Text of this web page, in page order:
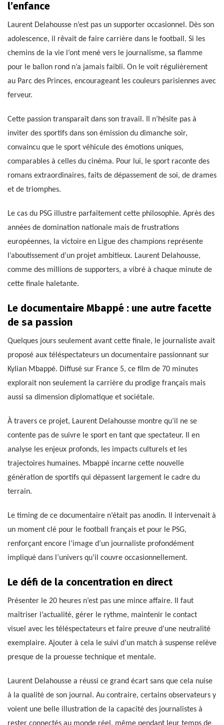
l’enfance
Laurent Delahousse n’est pas un supporter occasionnel. Dès son
adolescence, il rêvait de faire carrière dans le football. Si les
chemins de la vie l’ont mené vers le journalisme, sa flamme
pour le ballon rond n’a jamais faibli. On le voit régulièrement
au Parc des Princes, encourageant les couleurs parisiennes avec
ferveur.
Cette passion transparaît dans son travail. Il n’hésite pas à
inviter des sportifs dans son émission du dimanche soir,
convaincu que le sport véhicule des émotions uniques,
comparables à celles du cinéma. Pour lui, le sport raconte des
romans extraordinaires, faits de dépassement de soi, de drames
et de triomphes.
Le cas du PSG illustre parfaitement cette philosophie. Après des
années de domination nationale mais de frustrations
européennes, la victoire en Ligue des champions représente
l’aboutissement d’un projet ambitieux. Laurent Delahousse,
comme des millions de supporters, a vibré à chaque minute de
cette finale haletante.
Le documentaire Mbappé : une autre facette
de sa passion
Quelques jours seulement avant cette finale, le journaliste avait
proposé aux téléspectateurs un documentaire passionnant sur
Kylian Mbappé. Diffusé sur France 5, ce film de 70 minutes
explorait non seulement la carrière du prodige français mais
aussi sa dimension diplomatique et sociétale.
À travers ce projet, Laurent Delahousse montre qu’il ne se
contente pas de suivre le sport en tant que spectateur. Il en
analyse les enjeux profonds, les impacts culturels et les
trajectoires humaines. Mbappé incarne cette nouvelle
génération de sportifs qui dépassent largement le cadre du
terrain.
Le timing de ce documentaire n’était pas anodin. Il intervenait à
un moment clé pour le football français et pour le PSG,
renforçant encore l’image d’un journaliste profondément
impliqué dans l’univers qu’il couvre occasionnellement.
Le défi de la concentration en direct
Présenter le 20 heures n’est pas une mince affaire. Il faut
maîtriser l’actualité, gérer le rythme, maintenir le contact
visuel avec les téléspectateurs et faire preuve d’une neutralité
exemplaire. Ajouter à cela le suivi d’un match à suspense relève
presque de la prouesse technique et mentale.
Laurent Delahousse a réussi ce grand écart sans que cela nuise
à la qualité de son journal. Au contraire, certains observateurs y
voient une belle illustration de la capacité des journalistes à
rester connectés au monde réel, même pendant leur temps de